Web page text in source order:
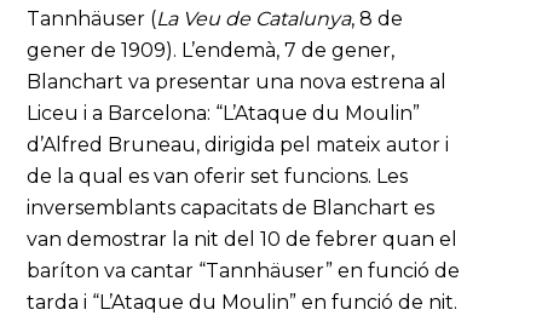
Tannhäuser (La Veu de Catalunya, 8 de
gener de 1909). L’endemà, 7 de gener,
Blanchart va presentar una nova estrena al
Liceu i a Barcelona: “L’Ataque du Moulin”
d’Alfred Bruneau, dirigida pel mateix autor i
de la qual es van oferir set funcions. Les
inversemblants capacitats de Blanchart es
van demostrar la nit del 10 de febrer quan el
baríton va cantar “Tannhäuser” en funció de
tarda i “L’Ataque du Moulin” en funció de nit.